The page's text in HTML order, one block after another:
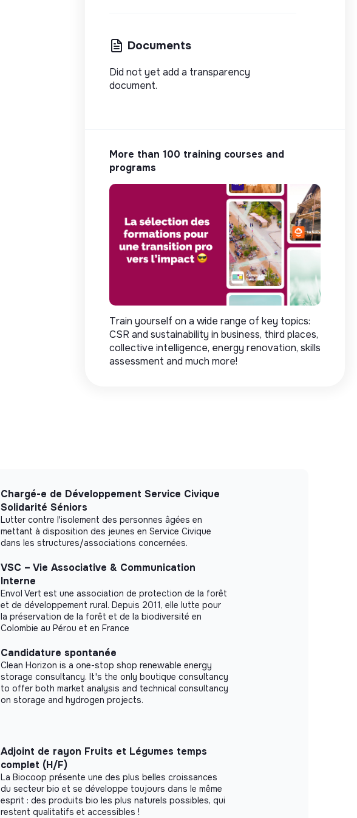
Documents
Did not yet add a transparency
document.
More than 100 training courses and
programs
Train yourself on a wide range of key topics:
CSR and sustainability in business, third places,
collective intelligence, energy renovation, skills
assessment and much more!
Chargé-e de Développement Service Civique
Solidarité Séniors
Lutter contre l'isolement des personnes âgées en
mettant à disposition des jeunes en Service Civique
dans les structures/associations concernées.
VSC – Vie Associative & Communication
Interne
Envol Vert est une association de protection de la forêt
et de développement rural. Depuis 2011, elle lutte pour
la préservation de la forêt et de la biodiversité en
Colombie au Pérou et en France
Candidature spontanée
Clean Horizon is a one-stop shop renewable energy
storage consultancy. It's the only boutique consultancy
to offer both market analysis and technical consultancy
on storage and hydrogen projects.
Adjoint de rayon Fruits et Légumes temps
complet (H/F)
La Biocoop présente une des plus belles croissances
du secteur bio et se développe toujours dans le même
esprit : des produits bio les plus naturels possibles, qui
restent qualitatifs et accessibles !